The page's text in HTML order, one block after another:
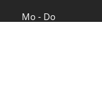
Mo - Do